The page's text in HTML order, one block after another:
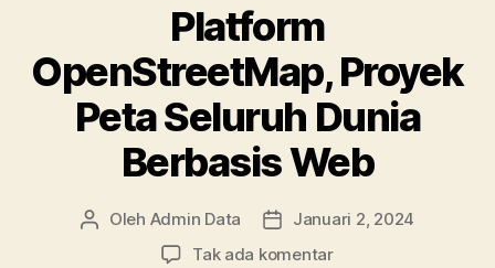
Platform
OpenStreetMap, Proyek
Peta Seluruh Dunia
Berbasis Web
Penulis
Oleh Admin Data
Tanggal
Januari 2, 2024
Tak ada komentarpada